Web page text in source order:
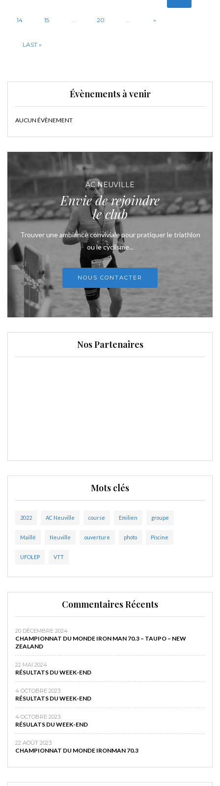
14 15 20 »
LAST »
Évènements à venir
AUCUN ÉVÈNEMENT
AC NEUVILLE
Envie de rejoindre
le club
Trouver une ambiance conviviale pour pratiquer le triathlon
ou le cyclisme...
NOUS CONTACTER
Nos Partenaires
Mots clés
2022 AC Neuville course Emilien groupe
Maillé Neuville ouverture photo Piscine
UFOLEP VTT
Commentaires Récents
20 DÉCEMBRE 2024
CHAMPIONNAT DU MONDE IRON MAN 70.3 – TAUPO – NEW
ZEALAND
22 MAI 2024
RÉSULTATS DU WEEK-END
4 OCTOBRE 2023
RÉSULTATS DU WEEK-END
4 OCTOBRE 2023
RÉSULATS DU WEEK-END
22 AOÛT 2023
CHAMPIONNAT DU MONDE IRONMAN 70.3